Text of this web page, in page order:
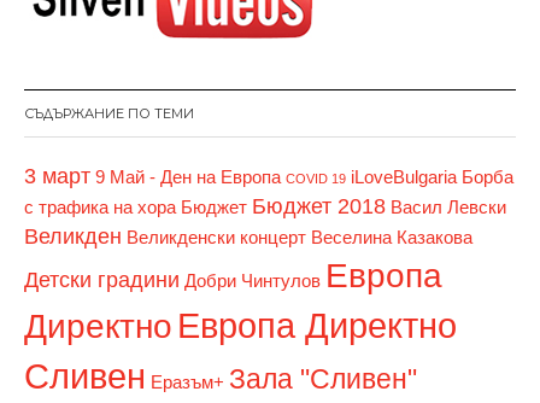
СЪДЪРЖАНИЕ ПО ТЕМИ
3 март 9 Май - Ден на Европа COVID 19 iLoveBulgaria Борба
с трафика на хора Бюджет Бюджет 2018 Васил Левски
Великден Великденски концерт Веселина Казакова
Детски градини Добри Чинтулов Европа
Директно Европа Директно
Сливен Еразъм+ Зала "Сливен"